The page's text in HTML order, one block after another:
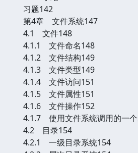
习题142
第4章 文件系统147
4.1 文件148
4.1.1 文件命名148
4.1.2 文件结构149
4.1.3 文件类型149
4.1.4 文件访问151
4.1.5 文件属性151
4.1.6 文件操作152
4.1.7 使用文件系统调用的一
4.2 目录154
4.2.1 一级目录系统154